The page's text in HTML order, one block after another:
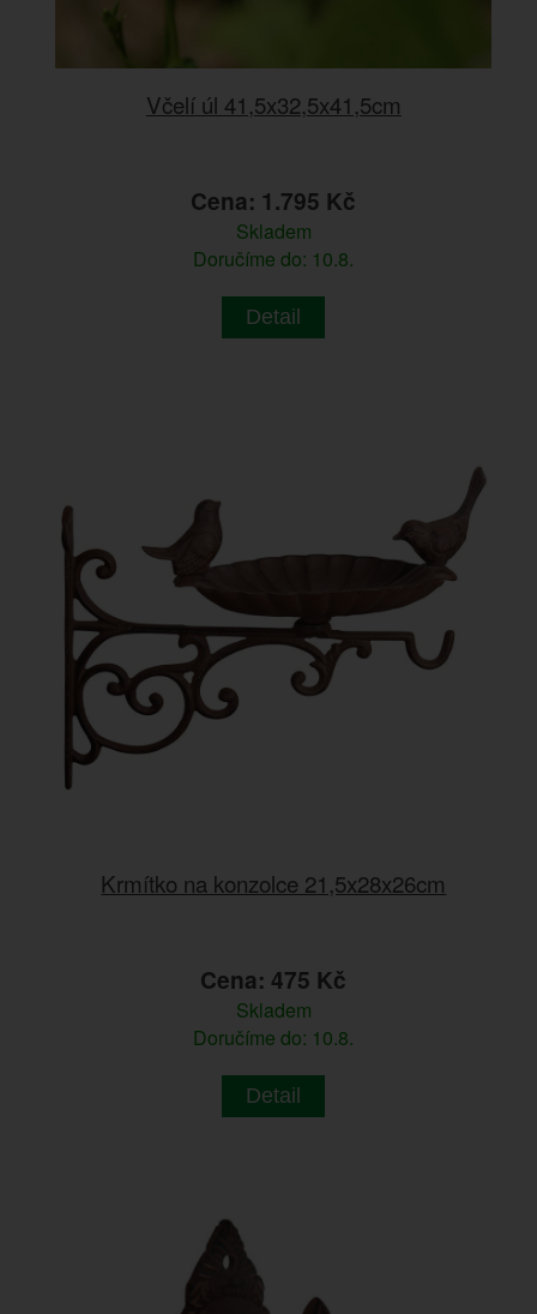
Včelí úl 41,5x32,5x41,5cm
Cena: 1.795 Kč
Skladem
Doručíme do: 10.8.
Detail
Krmítko na konzolce 21,5x28x26cm
Cena: 475 Kč
Skladem
Doručíme do: 10.8.
Detail